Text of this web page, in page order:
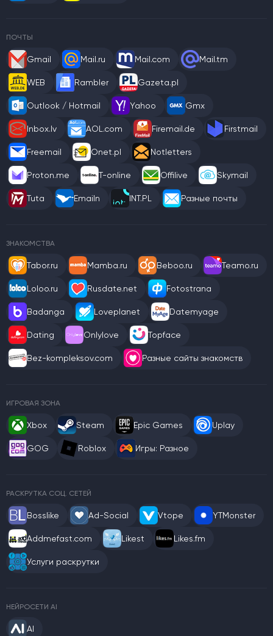
ПОЧТЫ
Gmail Mail.ru Mail.com Mail.tm
WEB Rambler Gazeta.pl
Outlook / Hotmail Yahoo Gmx
Inbox.lv AOL.com Firemail.de Firstmail
Freemail Onet.pl Notletters
Proton.me T-online Offilive Skymail
Tuta Emailn INT.PL Разные почты
ЗНАКОМСТВА
Tabor.ru Mamba.ru Beboo.ru Teamo.ru
Loloo.ru Rusdate.net Fotostrana
Badanga Loveplanet Datemyage
Dating Onlylove Topface
Bez-kompleksov.com Разные сайты знакомств
ИГРОВАЯ ЗОНА
Xbox Steam Epic Games Uplay
GOG Roblox Игры: Разное
РАСКРУТКА СОЦ. СЕТЕЙ
Bosslike Ad-Social Vtope YTMonster
Addmefast.com Likest Likes.fm
Услуги раскрутки
НЕЙРОСЕТИ AI
AI